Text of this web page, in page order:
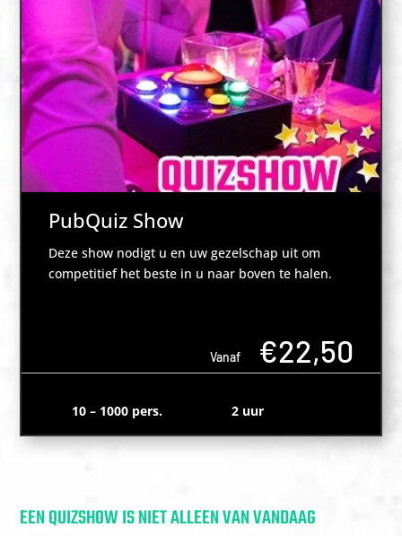
PubQuiz Show
Deze show nodigt u en uw gezelschap uit om
competitief het beste in u naar boven te halen.
Vanaf €22,50
10 – 1000 pers. 2 uur
EEN QUIZSHOW IS NIET ALLEEN VAN VANDAAG